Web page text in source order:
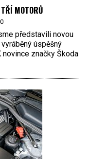
MOTORŮ
představili novou
úspěšný
novince značky Škoda